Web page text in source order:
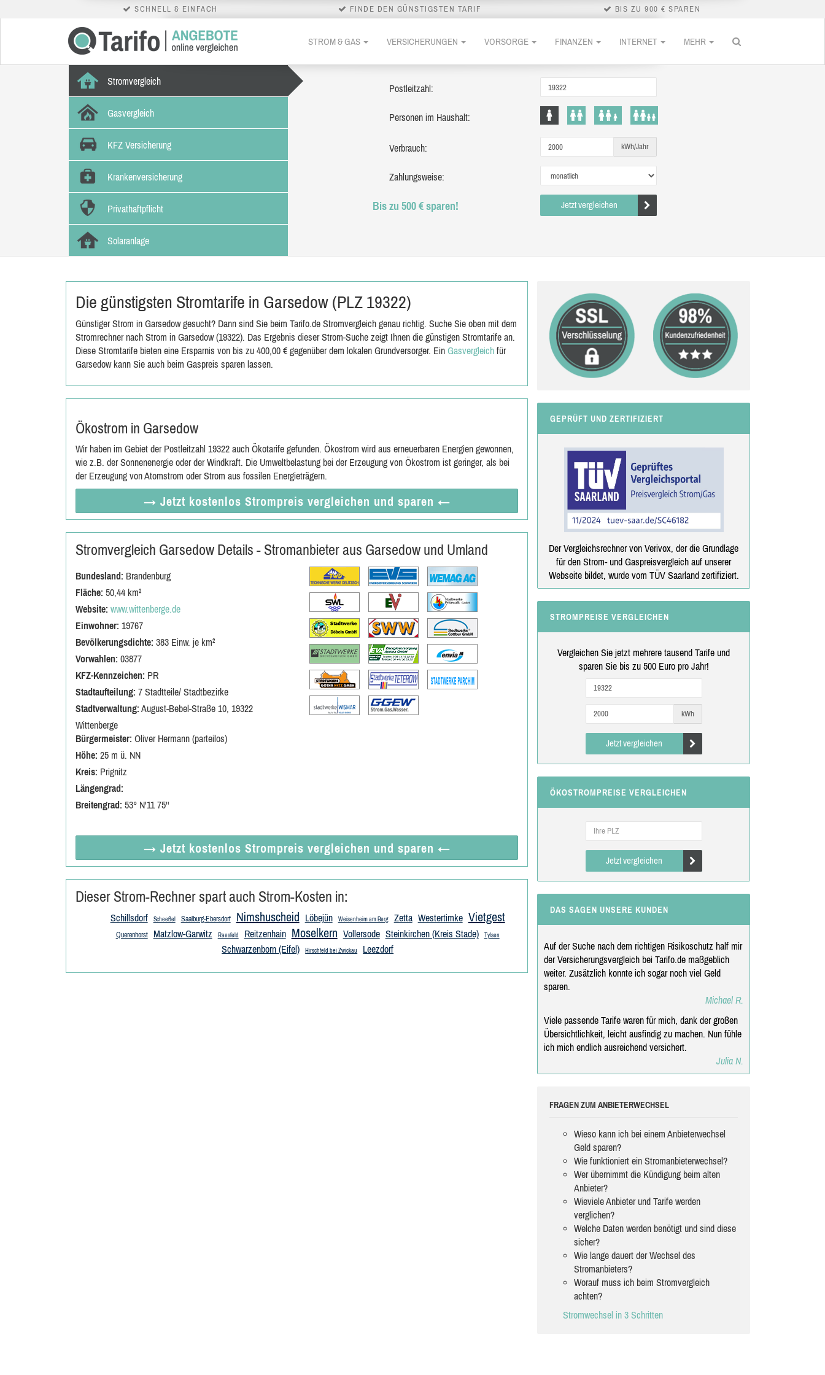
SCHNELL & EINFACH FINDE DEN GÜNSTIGSTEN TARIF BIS ZU 900 € SPAREN
STROM & GAS VERSICHERUNGEN VORSORGE FINANZEN INTERNET MEHR
Stromvergleich
Gasvergleich
KFZ Versicherung
Krankenversicherung
Privathaftpflicht
Solaranlage
Postleitzahl:
Personen im Haushalt:
Verbrauch: kWh/Jahr
Zahlungsweise:
Bis zu 500 € sparen! Jetzt vergleichen
Die günstigsten Stromtarife in Garsedow (PLZ 19322)
Günstiger Strom in Garsedow gesucht? Dann sind Sie beim Tarifo.de Stromvergleich genau richtig. Suche Sie oben mit dem
Stromrechner nach Strom in Garsedow (19322). Das Ergebnis dieser Strom-Suche zeigt Ihnen die günstigen Stromtarife an.
Diese Stromtarife bieten eine Ersparnis von bis zu 400,00 € gegenüber dem lokalen Grundversorger. Ein Gasvergleich für
Garsedow kann Sie auch beim Gaspreis sparen lassen.
Ökostrom in Garsedow
Wir haben im Gebiet der Postleitzahl 19322 auch Ökotarife gefunden. Ökostrom wird aus erneuerbaren Energien gewonnen,
wie z.B. der Sonnenenergie oder der Windkraft. Die Umweltbelastung bei der Erzeugung von Ökostrom ist geringer, als bei
der Erzeugung von Atomstrom oder Strom aus fossilen Energieträgern.
→ Jetzt kostenlos Strompreis vergleichen und sparen ←
Stromvergleich Garsedow Details - Stromanbieter aus Garsedow und Umland
Bundesland: Brandenburg
Fläche: 50,44 km²
Website: www.wittenberge.de
Einwohner: 19767
Bevölkerungsdichte: 383 Einw. je km²
Vorwahlen: 03877
KFZ-Kennzeichen: PR
Stadtaufteilung: 7 Stadtteile/ Stadtbezirke
Stadtverwaltung: August-Bebel-Straße 10, 19322
Wittenberge
Bürgermeister: Oliver Hermann (parteilos)
Höhe: 25 m ü. NN
Kreis: Prignitz
Längengrad:
Breitengrad: 53° N'11 75''
→ Jetzt kostenlos Strompreis vergleichen und sparen ←
Dieser Strom-Rechner spart auch Strom-Kosten in:
Schillsdorf Scheeßel Saalburg-Ebersdorf Nimshuscheid Löbejün Weisenheim am Berg Zetta Westertimke Vietgest
Querenhorst Matzlow-Garwitz Raesfeld Reitzenhain Moselkern Vollersode Steinkirchen (Kreis Stade) Tylsen
Schwarzenborn (Eifel) Hirschfeld bei Zwickau Leezdorf
GEPRÜFT UND ZERTIFIZIERT
Der Vergleichsrechner von Verivox, der die Grundlage
für den Strom- und Gaspreisvergleich auf unserer
Webseite bildet, wurde vom TÜV Saarland zertifiziert.
STROMPREISE VERGLEICHEN
Vergleichen Sie jetzt mehrere tausend Tarife und
sparen Sie bis zu 500 Euro pro Jahr!
kWh
Jetzt vergleichen
ÖKOSTROMPREISE VERGLEICHEN
Jetzt vergleichen
DAS SAGEN UNSERE KUNDEN
Auf der Suche nach dem richtigen Risikoschutz half mir
der Versicherungsvergleich bei Tarifo.de maßgeblich
weiter. Zusätzlich konnte ich sogar noch viel Geld
sparen.
Michael R.
Viele passende Tarife waren für mich, dank der großen
Übersichtlichkeit, leicht ausfindig zu machen. Nun fühle
ich mich endlich ausreichend versichert.
Julia N.
FRAGEN ZUM ANBIETERWECHSEL
Wieso kann ich bei einem Anbieterwechsel
Geld sparen?
Wie funktioniert ein Stromanbieterwechsel?
Wer übernimmt die Kündigung beim alten
Anbieter?
Wieviele Anbieter und Tarife werden
verglichen?
Welche Daten werden benötigt und sind diese
sicher?
Wie lange dauert der Wechsel des
Stromanbieters?
Worauf muss ich beim Stromvergleich
achten?
Stromwechsel in 3 Schritten